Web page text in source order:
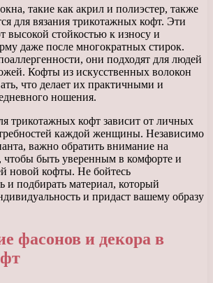
такие как акрил и полиэстер, также
для вязания трикотажных кофт. Эти
высокой стойкостью к износу и
даже после многократных стирок.
они подходят для людей
Кофты из искусственных волокон
что делает их практичными и
ношения.
трикотажных кофт зависит от личных
каждой женщины. Независимо
важно обратить внимание на
чтобы быть уверенным в комфорте и
новой кофты. Не бойтесь
и подбирать материал, который
и придаст вашему образу
фасонов и декора в